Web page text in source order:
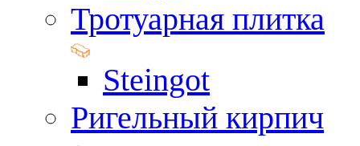
Тротуарная плитка
Steingot
Ригельный кирпич